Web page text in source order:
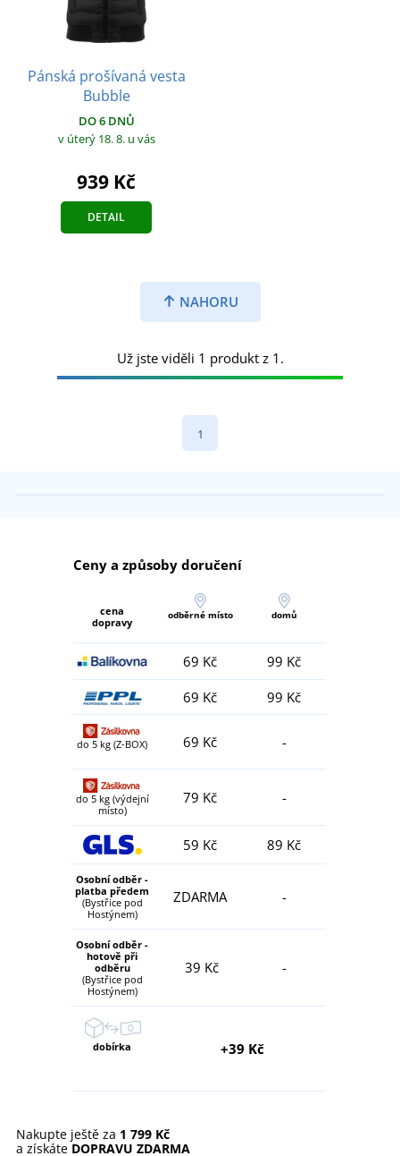
Pánská prošívaná vesta
Bubble
DO 6 DNŮ
v úterý 18. 8. u vás
939 Kč
DETAIL
NAHORU
Už jste viděli 1 produkt z 1.
1
Ceny a způsoby doručení
cena
dopravy
odběrné místo domů
69 Kč
99 Kč
69 Kč
99 Kč
do 5 kg (Z-BOX) 69 Kč -
do 5 kg (výdejní
místo)
79 Kč -
59 Kč 89 Kč
Osobní odběr -
platba předem
(Bystřice pod
Hostýnem)
ZDARMA -
Osobní odběr -
hotově při
odběru
(Bystřice pod
Hostýnem)
39 Kč -
dobírka +39 Kč
Nakupte ještě za 1 799 Kč
a získáte DOPRAVU ZDARMA